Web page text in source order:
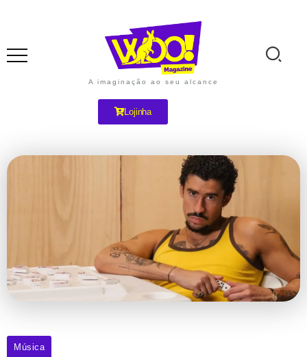
A imaginação ao seu alcance
Lojinha
Música